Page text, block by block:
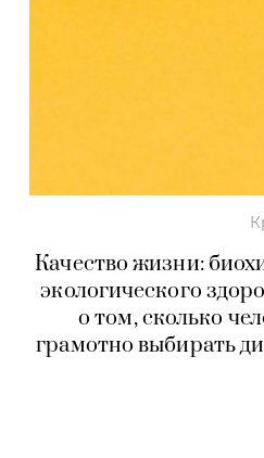
Качество жизни:
экологического
о том, сколько
грамотно выбирать